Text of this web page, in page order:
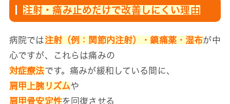
注射・痛み止めだけで改善しにくい理由
病院では注射（例：関節内注射）・鎮痛薬・湿布が中
心ですが、これらは痛みの
対症療法です。痛みが緩和している間に、
肩甲上腕リズムや
肩甲骨安定性を回復させる